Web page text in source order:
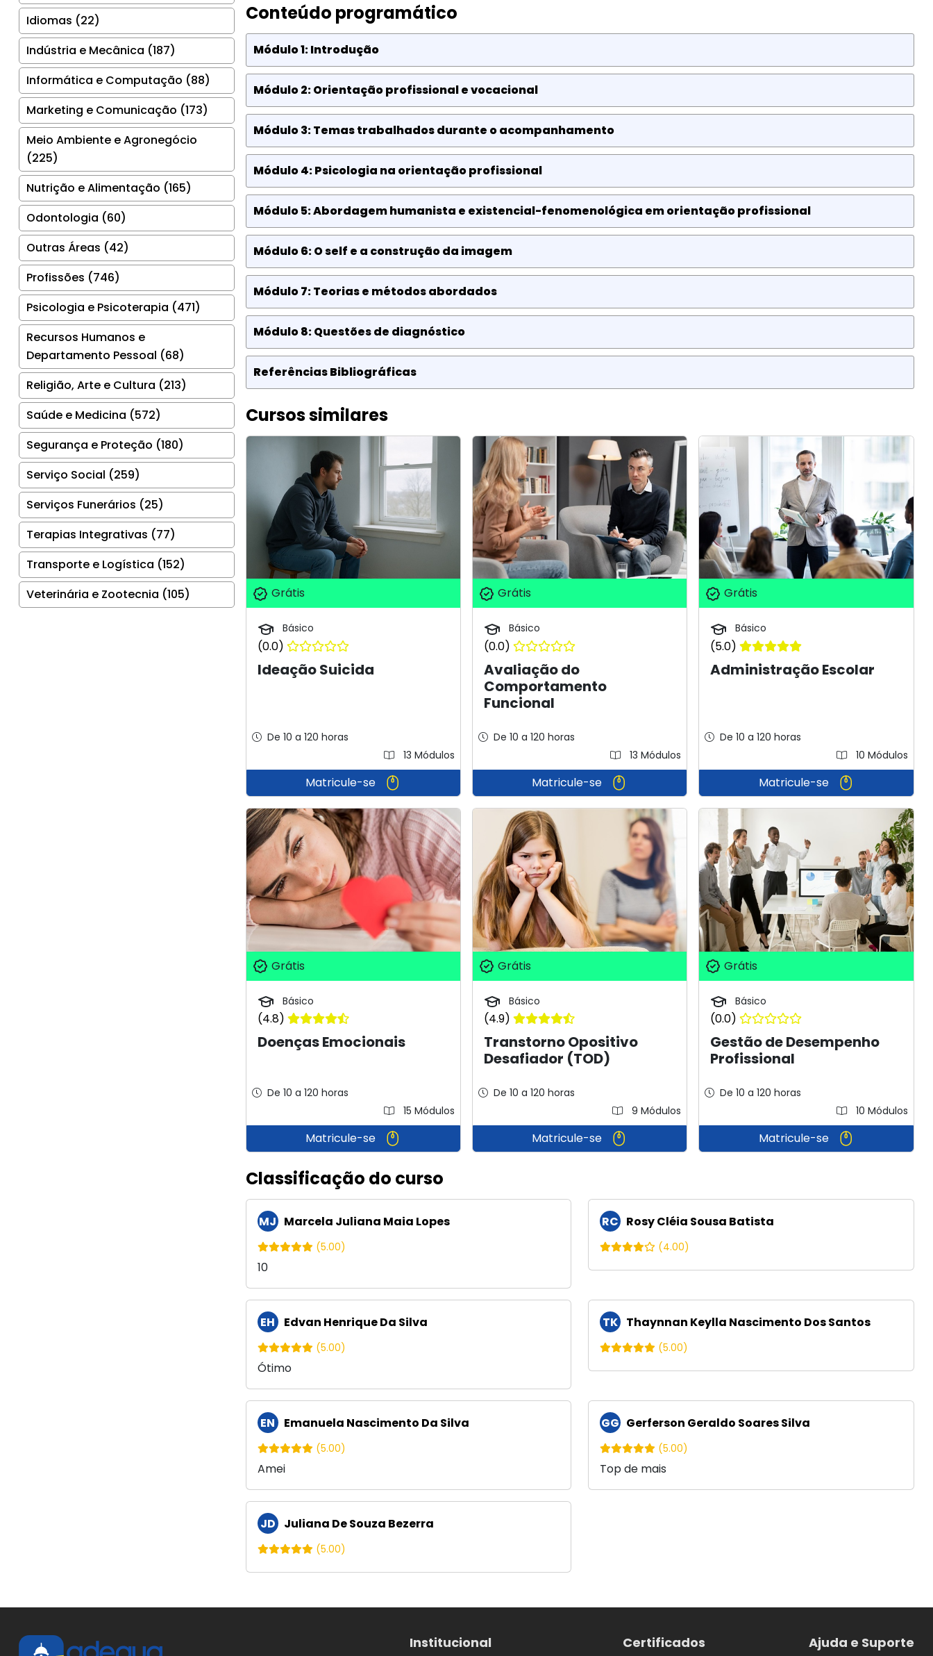
Idiomas (22)
Indústria e Mecânica (187)
Informática e Computação (88)
Marketing e Comunicação (173)
Meio Ambiente e Agronegócio
(225)
Nutrição e Alimentação (165)
Odontologia (60)
Outras Áreas (42)
Profissões (746)
Psicologia e Psicoterapia (471)
Recursos Humanos e
Departamento Pessoal (68)
Religião, Arte e Cultura (213)
Saúde e Medicina (572)
Segurança e Proteção (180)
Serviço Social (259)
Serviços Funerários (25)
Terapias Integrativas (77)
Transporte e Logística (152)
Veterinária e Zootecnia (105)
Conteúdo programático
Módulo 1: Introdução
Módulo 2: Orientação profissional e vocacional
Módulo 3: Temas trabalhados durante o acompanhamento
Módulo 4: Psicologia na orientação profissional
Módulo 5: Abordagem humanista e existencial-fenomenológica em orientação profissional
Módulo 6: O self e a construção da imagem
Módulo 7: Teorias e métodos abordados
Módulo 8: Questões de diagnóstico
Referências Bibliográficas
Cursos similares
Grátis
Básico
(0.0)
Ideação Suicida
De 10 a 120 horas
13 Módulos
Matricule-se
Grátis
Básico
(0.0)
Avaliação do
Comportamento
Funcional
De 10 a 120 horas
13 Módulos
Matricule-se
Grátis
Básico
(5.0)
Administração Escolar
De 10 a 120 horas
10 Módulos
Matricule-se
Grátis
Básico
(4.8)
Doenças Emocionais
De 10 a 120 horas
15 Módulos
Matricule-se
Grátis
Básico
(4.9)
Transtorno Opositivo
Desafiador (TOD)
De 10 a 120 horas
9 Módulos
Matricule-se
Grátis
Básico
(0.0)
Gestão de Desempenho
Profissional
De 10 a 120 horas
10 Módulos
Matricule-se
Classificação do curso
MJ Marcela Juliana Maia Lopes
(5.00)
10
RC Rosy Cléia Sousa Batista
(4.00)
EH Edvan Henrique Da Silva
(5.00)
Ótimo
TK Thaynnan Keylla Nascimento Dos Santos
(5.00)
EN Emanuela Nascimento Da Silva
(5.00)
Amei
GG Gerferson Geraldo Soares Silva
(5.00)
Top de mais
JD Juliana De Souza Bezerra
(5.00)
Institucional Certificados Ajuda e Suporte